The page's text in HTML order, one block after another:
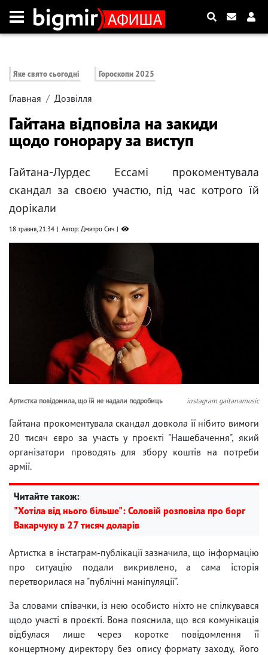
Яке свято сьогодні Гороскопи 2025
Главная Дозвілля
Гайтана відповіла на закиди
щодо гонорару за виступ
Гайтана-Лурдес Ессамі прокоментувала
скандал за своєю участю, під час котрого їй
дорікали
18 травня, 21:34 Автор: Дмитро Сич
Артистка повідомила, що їй не надали подробиць instagram gaitanamusic
Гайтана прокоментувала скандал довкола її нібито вимоги
20 тисяч євро за участь у проєкті "Нашебачення", який
організатори проводять для збору коштів на потреби
армії.
Читайте також:
"Хотіла від нього більше": Соловій розповіла про борг
Вакарчуку в 27 тисяч доларів
Артистка в інстаграм-публікації зазначила, що інформацію
про ситуацію подали викривлено, а сама історія
перетворилася на "публічні маніпуляції".
За словами співачки, із нею особисто ніхто не спілкувався
щодо участі в проєкті. Вона пояснила, що вся комунікація
відбулася лише через коротке повідомлення її
концертному директору без опису формату заходу, його